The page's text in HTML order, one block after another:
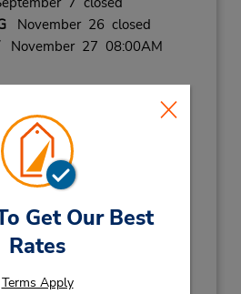
Get Our Best
Rates
Terms Apply
November 26 closed
November 27 08:00AM
25 closed
December 31 08:00AM
January 1 closed